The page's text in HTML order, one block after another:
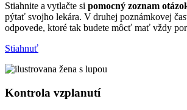
Stiahnite a vytlačte si pomocný zoznam
pýtať svojho lekára. V druhej poznámkovej
odpovede, ktoré tak budete môcť mať vždy
Stiahnuť
Kontrola vzplanutí